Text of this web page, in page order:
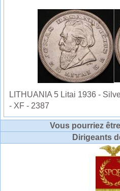
LITHUANIA 5 Litai 1936 -
- XF - 2387
Vous pourriez
Dirigeants